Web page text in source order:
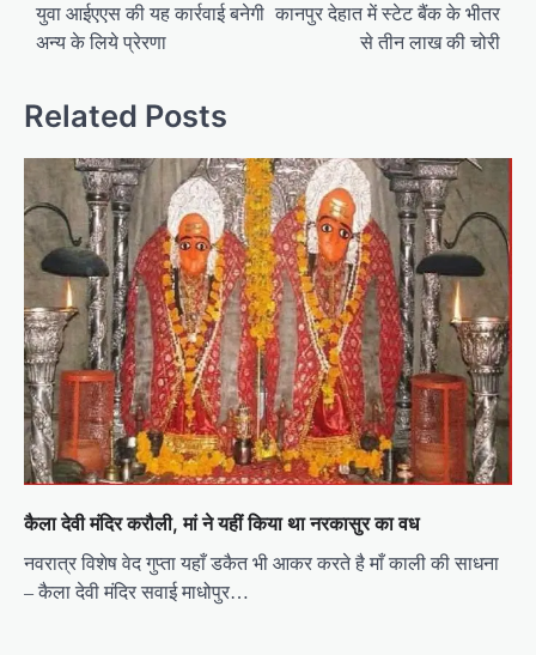
o
n
a
v
i
g
a
t
i
o
n
युवा आईएएस की यह कार्रवाई बनेगी
अन्य के लिये प्रेरणा
कानपुर देहात में स्टेट बैंक के भीतर
से तीन लाख की चोरी
Related Posts
कैला देवी मंदिर करौली, मां ने यहीं किया था नरकासुर का वध
नवरात्र विशेष वेद गुप्ता यहाँ डकैत भी आकर करते है माँ काली की साधना
– कैला देवी मंदिर सवाई माधोपुर…